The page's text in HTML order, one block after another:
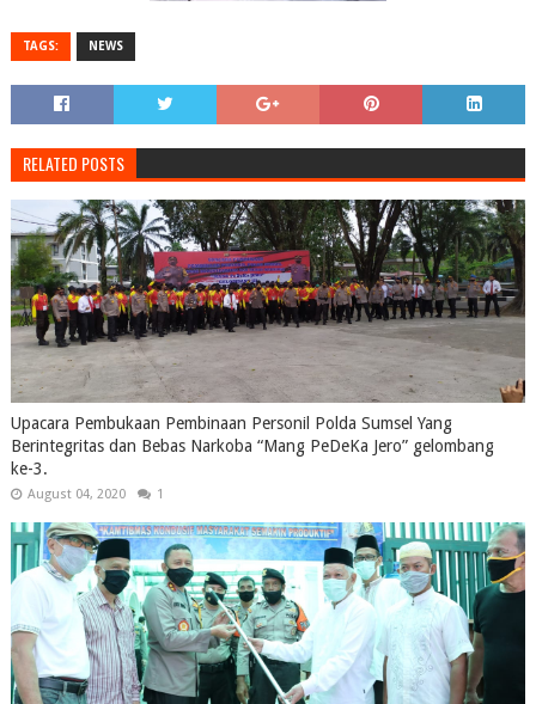
TAGS: NEWS
RELATED POSTS
Upacara Pembukaan Pembinaan Personil Polda Sumsel Yang
Berintegritas dan Bebas Narkoba “Mang PeDeKa Jero” gelombang
ke-3.
August 04, 2020 1